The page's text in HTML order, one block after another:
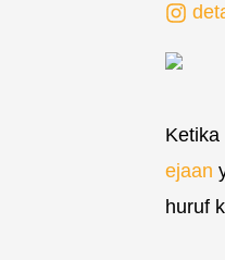
ejaan
huruf